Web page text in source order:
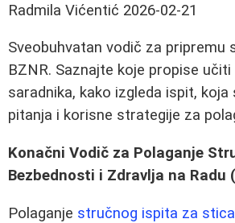
Radmila Vićentić 2026-02-21
Sveobuhvatan vodič za pripremu
BZNR. Saznajte koje propise
saradnika, kako izgleda ispit, koja
pitanja i korisne strategije za
Konačni Vodič za Polaganje
Bezbednosti i Zdravlja na Radu
Polaganje stručnog ispita za